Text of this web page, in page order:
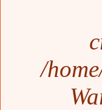
/